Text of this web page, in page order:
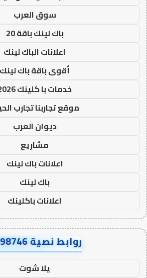
سوق العرب
باك لينك باقة 20
اعلانات الباك لينك
أقوى باقة باك لينك
خدمات با كلينك 2026
موقع تجاربنا تجارب
ديوان العرب
مشاريع
اعلانات باك لينك
باك لينك
اعلانات باكلينك
روابط نصية AA98746
يلا شوت